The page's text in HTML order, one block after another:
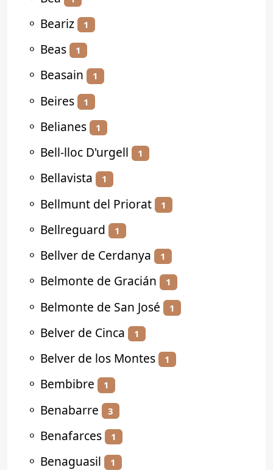
⚬ Beariz 1
⚬ Beas 1
⚬ Beasain 1
⚬ Beires 1
⚬ Belianes 1
⚬ Bell-lloc D'urgell 1
⚬ Bellavista 1
⚬ Bellmunt del Priorat 1
⚬ Bellreguard 1
⚬ Bellver de Cerdanya 1
⚬ Belmonte de Gracián 1
⚬ Belmonte de San José 1
⚬ Belver de Cinca 1
⚬ Belver de los Montes 1
⚬ Bembibre 1
⚬ Benabarre 3
⚬ Benafarces 1
⚬ Benaguasil 1